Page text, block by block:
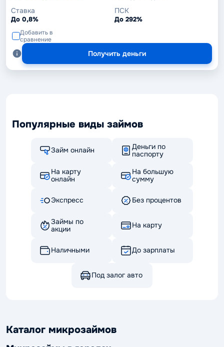
Ставка
До 0,8%
ПСК
До 292%
Добавить в
сравнение
Получить деньги
Популярные виды займов
Займ онлайн
Деньги по
паспорту
На карту
онлайн
На большую
сумму
Экспресс Без процентов
Займы по
акции
На карту
Наличными До зарплаты
Под залог авто
Каталог микрозаймов